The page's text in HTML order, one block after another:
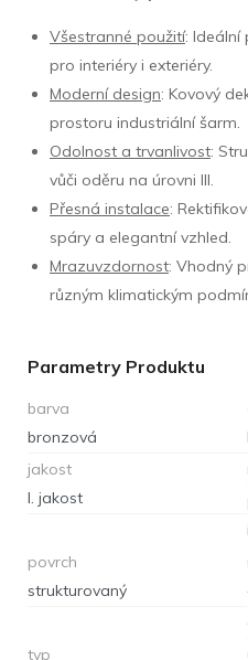
Všestranné použití: Ideální
pro interiéry i exteriéry.
Moderní design: Kovový
prostoru industriální šarm.
Odolnost a trvanlivost:
vůči oděru na úrovni III.
Přesná instalace:
spáry a elegantní vzhled.
Mrazuvzdornost: Vhodný
různým klimatickým
Parametry Produktu
barva
bronzová
jakost
I. jakost
povrch
strukturovaný
typ